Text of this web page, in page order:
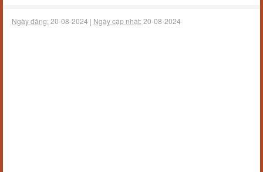
Ngày đăng:20-08-2024 | Ngày cập nhật:20-08-2024